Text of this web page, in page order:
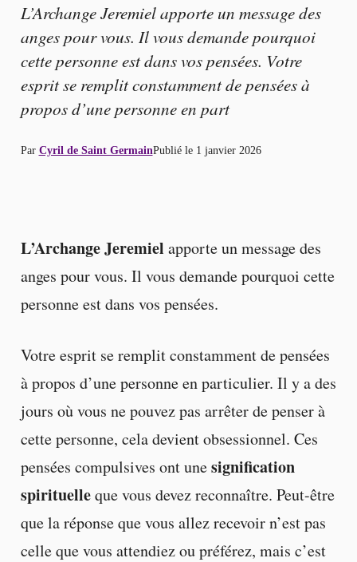
L’Archange Jeremiel apporte un message des
anges pour vous. Il vous demande pourquoi
cette personne est dans vos pensées. Votre
esprit se remplit constamment de pensées à
propos d’une personne en part
Par Cyril de Saint GermainPublié le 1 janvier 2026
L’Archange Jeremiel apporte un message des
anges pour vous. Il vous demande pourquoi cette
personne est dans vos pensées.
Votre esprit se remplit constamment de pensées
à propos d’une personne en particulier. Il y a des
jours où vous ne pouvez pas arrêter de penser à
cette personne, cela devient obsessionnel. Ces
pensées compulsives ont unesignification
spirituelleque vous devez reconnaître. Peut-être
que la réponse que vous allez recevoir n’est pas
celle que vous attendiez ou préférez, mais c’est